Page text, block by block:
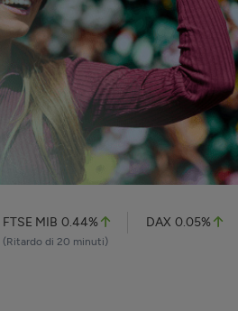
FTSE MIB 0.44%
(Ritardo di 20 minuti)
DAX 0.05%